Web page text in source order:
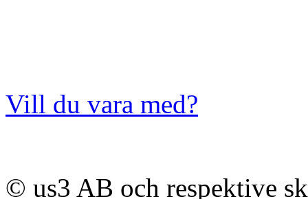
Vill du vara med?
© us3 AB och respektive